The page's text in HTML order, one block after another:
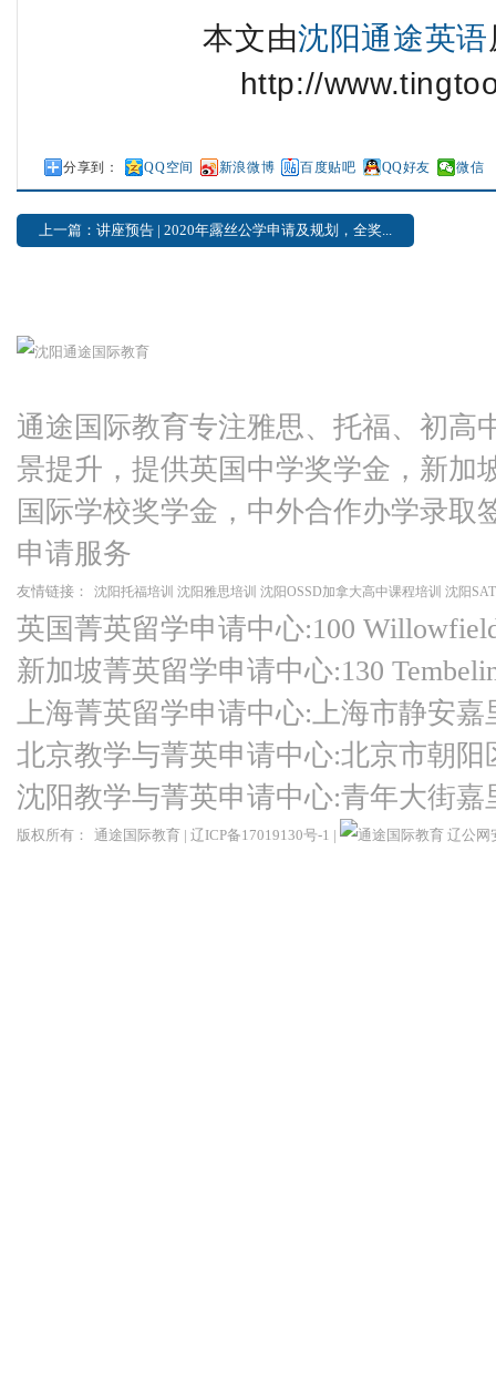
本文由沈阳通途英语
http://
分享到： QQ空间 新浪微博 百度贴吧 QQ好友 微信
上一篇：讲座预告 | 2020年露丝公学申请及规划，全奖...
通途国际教育专注雅思、托福、初高
景提升，提供英国中学奖学金，新加
国际学校奖学金，中外合作办学录取
申请服务
友情链接： 沈阳托福培训 沈阳雅思培训 沈阳OSSD加拿大高中课程培训 沈阳
英国菁英留学申请中心:100
新加坡菁英留学申请中心:130
上海菁英留学申请中心:上海市静安嘉
北京教学与菁英申请中心:北京市朝
沈阳教学与菁英申请中心:青年大街
版权所有： 通途国际教育 | 辽ICP备17019130号-1 | 辽公网